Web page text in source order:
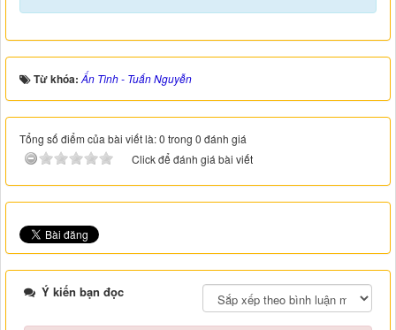
Từ khóa:Ấn Tình - Tuấn Nguyễn
Tổng số điểm của bài viết là: 0 trong 0 đánh giá
Click để đánh giá bài viết
Ý kiến bạn đọc